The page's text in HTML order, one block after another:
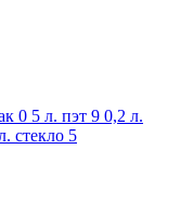
0 5 л. пэт 9 0,2 л.
стекло 5